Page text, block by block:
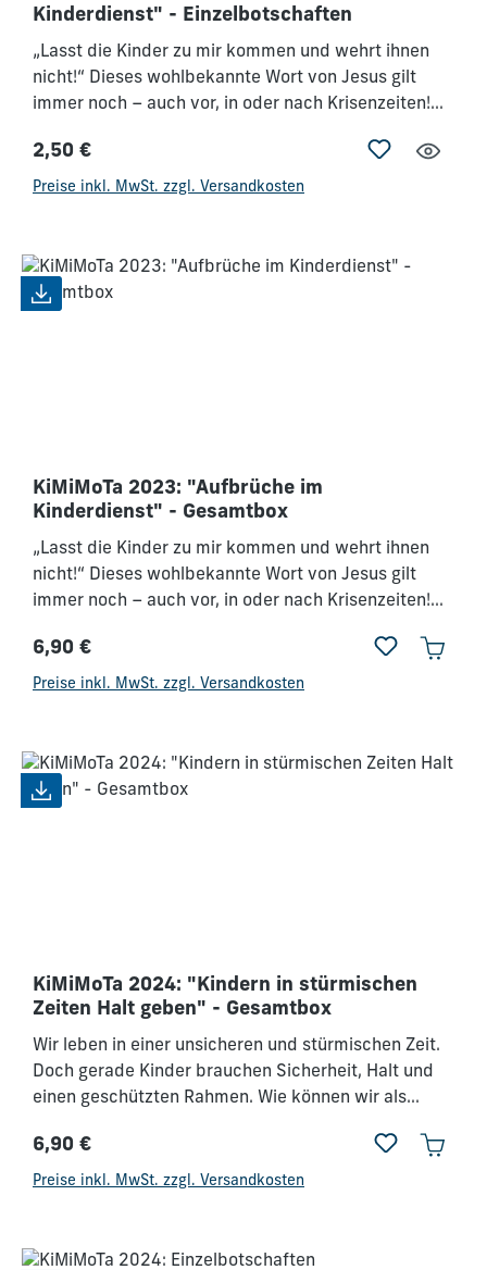
Kinderdienst" - Einzelbotschaften
„Lasst die Kinder zu mir kommen und wehrt ihnen
nicht!“ Dieses wohlbekannte Wort von Jesus gilt
immer noch – auch vor, in oder nach Krisenzeiten!
wegbleiben?
Regulärer Preis:
2,50 €
Preise inkl. MwSt. zzgl. Versandkosten
KiMiMoTa 2023: "Aufbrüche im
Kinderdienst" - Gesamtbox
„Lasst die Kinder zu mir kommen und wehrt ihnen
nicht!“ Dieses wohlbekannte Wort von Jesus gilt
immer noch – auch vor, in oder nach Krisenzeiten!
wegbleiben?
Regulärer Preis:
6,90 €
Preise inkl. MwSt. zzgl. Versandkosten
KiMiMoTa 2024: "Kindern in stürmischen
Zeiten Halt geben" - Gesamtbox
Wir leben in einer unsicheren und stürmischen Zeit.
Doch gerade Kinder brauchen Sicherheit, Halt und
einen geschützten Rahmen. Wie können wir als
Sicherheit bieten? Jesus könnte da eine Antwort
sein. Doch wie bringen wir diese Wahrheit den
ermutigen, motivieren und ausrüsten, den Dienst an
Regulärer Preis:
6,90 €
Preise inkl. MwSt. zzgl. Versandkosten